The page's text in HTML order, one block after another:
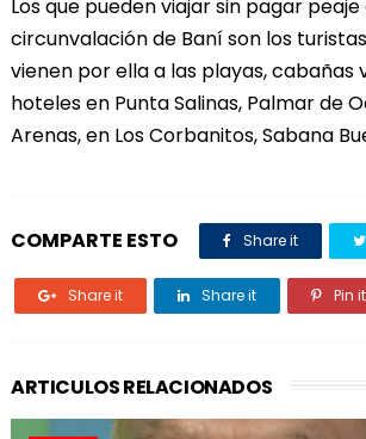
Los que pueden viajar sin pagar peaje
circunvalación de Baní son los
vienen por ella a las playas, cabañas
hoteles en Punta Salinas, Palmar de
Arenas, en Los Corbanitos, Sabana
COMPARTE ESTO Share it
Share it Share it Pin it
ARTICULOS RELACIONADOS